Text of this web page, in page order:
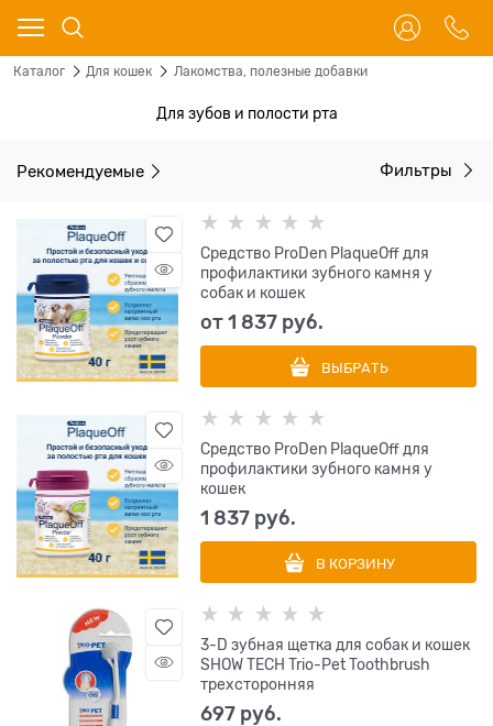
Каталог Для кошек Лакомства, полезные добавки
Для зубов и полости рта
Рекомендуемые Фильтры
Cредство ProDen PlaqueOff для
профилактики зубного камня у
собак и кошек
от1 837 руб.
ВЫБРАТЬ
Cредство ProDen PlaqueOff для
профилактики зубного камня у
кошек
1 837 руб.
В КОРЗИНУ
3-D зубная щетка для собак и кошек
SHOW TECH Trio-Pet Toothbrush
трехсторонняя
697 руб.